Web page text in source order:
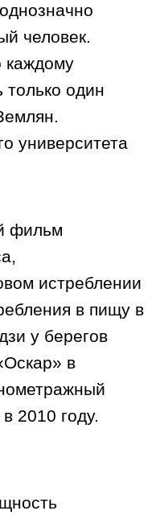
человек.
только один
университета
фильм
истреблении
в пищу в
у берегов
в
2010 году.